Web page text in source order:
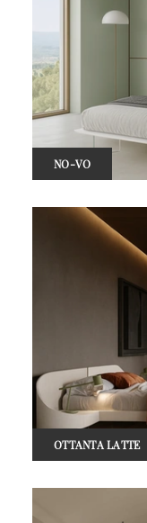
NO-VO
OTTANTA LATTE